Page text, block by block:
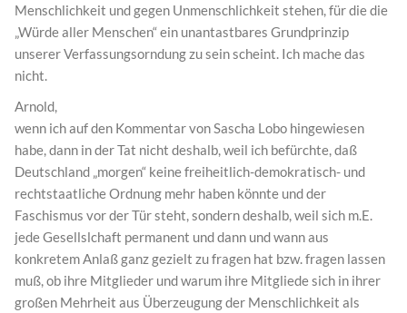
Menschlichkeit und gegen Unmenschlichkeit stehen, für die die
„Würde aller Menschen“ ein unantastbares Grundprinzip
unserer Verfassungsorndung zu sein scheint. Ich mache das
nicht.
Arnold,
wenn ich auf den Kommentar von Sascha Lobo hingewiesen
habe, dann in der Tat nicht deshalb, weil ich befürchte, daß
Deutschland „morgen“ keine freiheitlich-demokratisch- und
rechtstaatliche Ordnung mehr haben könnte und der
Faschismus vor der Tür steht, sondern deshalb, weil sich m.E.
jede Gesellslchaft permanent und dann und wann aus
konkretem Anlaß ganz gezielt zu fragen hat bzw. fragen lassen
muß, ob ihre Mitglieder und warum ihre Mitgliede sich in ihrer
großen Mehrheit aus Überzeugung der Menschlichkeit als